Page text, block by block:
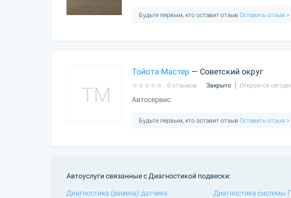
Будьте первым, кто оставит отзыв Оставить отзыв >
TM
Тойота-Мастер — Советский округ
0 отзывов Закрыто Откроется
Автосервис.
Будьте первым, кто оставит отзыв Оставить отзыв >
Автоуслуги связанные с Диагностикой подвески:
Диагностика (замена) датчика
Диагностика системы